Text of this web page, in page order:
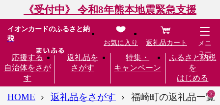
《受付中》 令和8年熊本地震緊急支援
イオンカードのふるさと納
税
応援する
自治体をさが
す
返礼品を
さがす
特集・
キャンペーン
ふるさと納税
を
はじめる
お気に入り 返礼品カート
メニ
ュー
HOME 返礼品をさがす 福崎町の返礼品一覧